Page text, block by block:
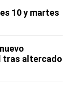
10 y martes
tras altercado